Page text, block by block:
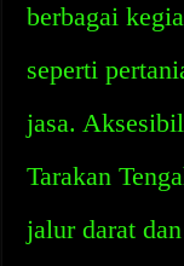
berbagai
seperti
jasa.
Tarakan
jalur darat